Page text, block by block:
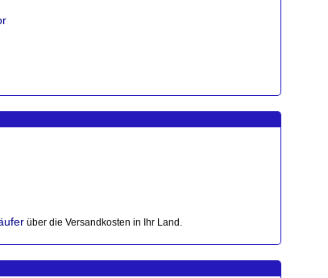
über die Versandkosten in Ihr Land.